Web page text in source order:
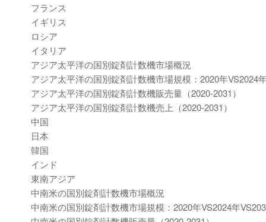
フランス
イギリス
ロシア
イタリア
アジア太平洋の国別錠剤計数機市場概況
アジア太平洋の国別錠剤計数機市場規模：2020年VS2024
アジア太平洋の国別錠剤計数機販売量（2020-2031）
アジア太平洋の国別錠剤計数機売上（2020-2031）
中国
日本
韓国
インド
東南アジア
中南米の国別錠剤計数機市場概況
中南米の国別錠剤計数機市場規模：2020年VS2024年